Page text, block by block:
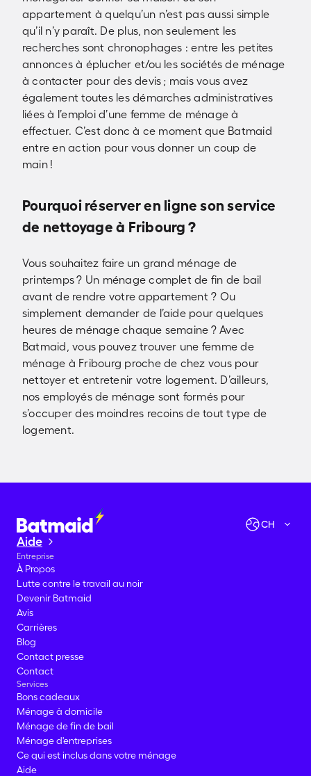
appartement à quelqu’un n’est pas aussi simple
qu’il n’y paraît. De plus, non seulement les
recherches sont chronophages : entre les petites
annonces à éplucher et/ou les sociétés de ménage
à contacter pour des devis ; mais vous avez
également toutes les démarches administratives
liées à l’emploi d’une femme de ménage à
effectuer. C’est donc à ce moment que Batmaid
entre en action pour vous donner un coup de
main !
Pourquoi réserver en ligne son service
de nettoyage à Fribourg ?
Vous souhaitez faire un grand ménage de
printemps ? Un ménage complet de fin de bail
avant de rendre votre appartement ? Ou
simplement demander de l’aide pour quelques
heures de ménage chaque semaine ? Avec
Batmaid, vous pouvez trouver une femme de
ménage à Fribourg proche de chez vous pour
nettoyer et entretenir votre logement. D’ailleurs,
nos employés de ménage sont formés pour
s’occuper des moindres recoins de tout type de
logement.
CH
Aide
Entreprise
À Propos
Lutte contre le travail au noir
Devenir Batmaid
Avis
Carrières
Blog
Contact presse
Contact
Services
Bons cadeaux
Ménage à domicile
Ménage de fin de bail
Ménage d'entreprises
Ce qui est inclus dans votre ménage
Aide